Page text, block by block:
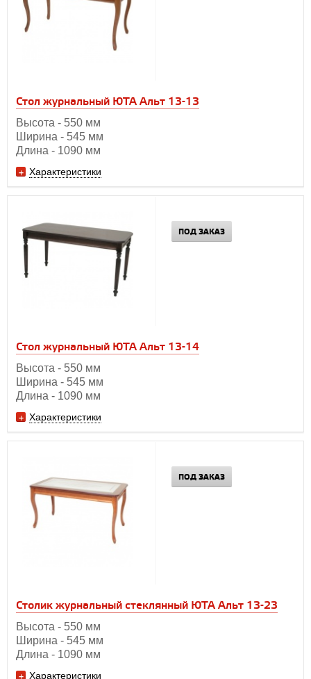
Стол журнальный ЮТА Альт 13-13
Высота - 550 мм
Ширина - 545 мм
Длина - 1090 мм
Характеристики
Стол журнальный ЮТА Альт 13-14
Высота - 550 мм
Ширина - 545 мм
Длина - 1090 мм
Характеристики
ПОД ЗАКАЗ
Столик журнальный стеклянный ЮТА Альт 13-23
Высота - 550 мм
Ширина - 545 мм
Длина - 1090 мм
Характеристики
ПОД ЗАКАЗ